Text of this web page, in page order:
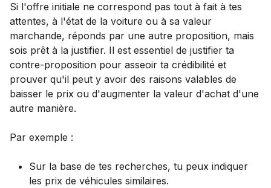
Si l'offre initiale ne correspond pas tout à fait à tes
attentes, à l'état de la voiture ou à sa valeur
marchande, réponds par une autre proposition, mais
sois prêt à la justifier. Il est essentiel de justifier ta
contre-proposition pour asseoir ta crédibilité et
prouver qu'il peut y avoir des raisons valables de
baisser le prix ou d'augmenter la valeur d'achat d'une
autre manière.
Par exemple :
Sur la base de tes recherches, tu peux indiquer
les prix de véhicules similaires.